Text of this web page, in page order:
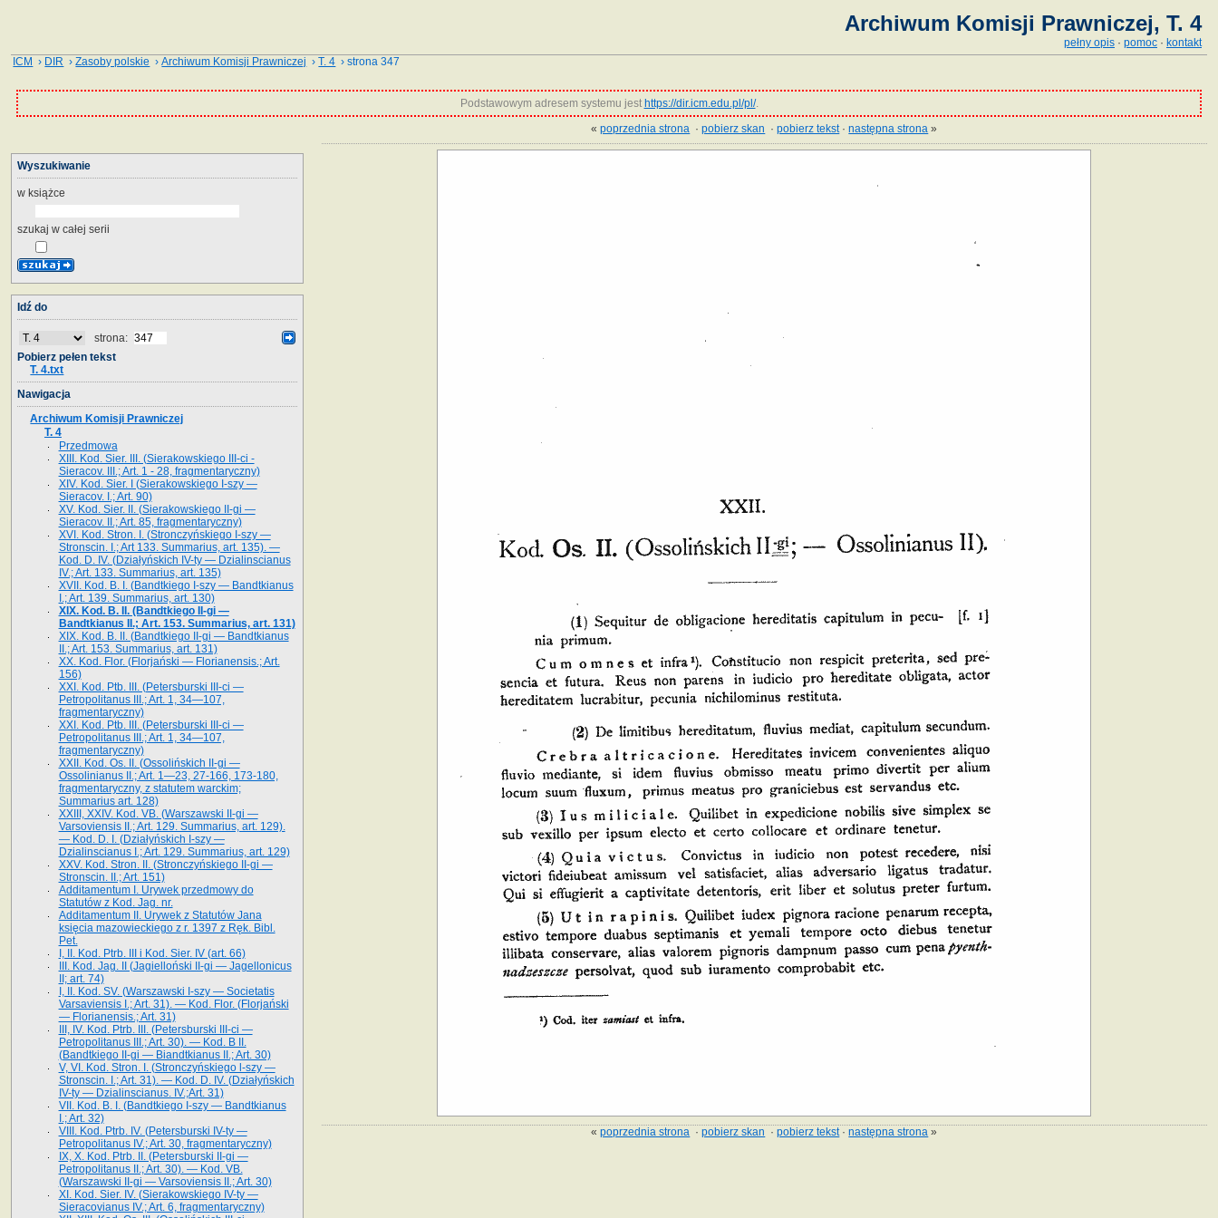
Archiwum Komisji Prawniczej, T. 4
pełny opis · pomoc · kontakt
ICM › DIR ›Zasoby polskie ›Archiwum Komisji Prawniczej ›T. 4 › strona 347
Podstawowym adresem systemu jest https://dir.icm.edu.pl/pl/.
«poprzednia strona ·pobierz skan ·pobierz tekst·następna strona »
«poprzednia strona ·pobierz skan ·pobierz tekst·następna strona »
Wyszukiwanie
w książce
szukaj w całej serii
Idź do
strona:
Pobierz pełen tekst
T. 4.txt
Nawigacja
Archiwum Komisji Prawniczej
T. 4
Przedmowa
XIII. Kod. Sier. III. (Sierakowskiego III-ci -
Sieracov. III.; Art. 1 - 28, fragmentaryczny)
XIV. Kod. Sier. I (Sierakowskiego I-szy —
Sieracov. I.; Art. 90)
XV. Kod. Sier. II. (Sierakowskiego II-gi —
Sieracov. II.; Art. 85, fragmentaryczny)
XVI. Kod. Stron. I. (Stronczyńskiego I-szy —
Stronscin. I.; Art 133. Summarius, art. 135). —
Kod. D. IV. (Działyńskich IV-ty — Dzialinscianus
IV.; Art. 133. Summarius, art. 135)
XVII. Kod. B. I. (Bandtkiego I-szy — Bandtkianus
I.; Art. 139. Summarius, art. 130)
XIX. Kod. B. II. (Bandtkiego II-gi —
Bandtkianus II.; Art. 153. Summarius, art. 131)
XIX. Kod. B. II. (Bandtkiego II-gi — Bandtkianus
II.; Art. 153. Summarius, art. 131)
XX. Kod. Flor. (Florjański — Florianensis.; Art.
156)
XXI. Kod. Ptb. III. (Petersburski III-ci —
Petropolitanus III.; Art. 1, 34—107,
fragmentaryczny)
XXI. Kod. Ptb. III. (Petersburski III-ci —
Petropolitanus III.; Art. 1, 34—107,
fragmentaryczny)
XXII. Kod. Os. II. (Ossolińskich II-gi —
Ossolinianus II.; Art. 1—23, 27-166, 173-180,
fragmentaryczny, z statutem warckim;
Summarius art. 128)
XXIII, XXIV. Kod. VB. (Warszawski II-gi —
Varsoviensis II.; Art. 129. Summarius, art. 129).
— Kod. D. I. (Działyńskich I-szy —
Dzialinscianus I.; Art. 129. Summarius, art. 129)
XXV. Kod. Stron. II. (Stronczyńskiego II-gi —
Stronscin. II.; Art. 151)
Additamentum I. Urywek przedmowy do
Statutów z Kod. Jag. nr.
Additamentum II. Urywek z Statutów Jana
księcia mazowieckiego z r. 1397 z Ręk. Bibl.
Pet.
I, II. Kod. Ptrb. III i Kod. Sier. IV (art. 66)
III. Kod. Jag. II (Jagielloński II-gi — Jagellonicus
II; art. 74)
I, II. Kod. SV. (Warszawski I-szy — Societatis
Varsaviensis I.; Art. 31). — Kod. Flor. (Florjański
— Florianensis.; Art. 31)
III, IV. Kod. Ptrb. III. (Petersburski III-ci —
Petropolitanus III.; Art. 30). — Kod. B II.
(Bandtkiego II-gi — Biandtkianus II.; Art. 30)
V, VI. Kod. Stron. I. (Stronczyńskiego l-szy —
Stronscin. I.; Art. 31). — Kod. D. IV. (Działyńskich
IV-ty — Dzialinscianus. IV.;Art. 31)
VII. Kod. B. I. (Bandtkiego I-szy — Bandtkianus
I.; Art. 32)
VIII. Kod. Ptrb. IV. (Petersburski IV-ty —
Petropolitanus IV.; Art. 30, fragmentaryczny)
IX, X. Kod. Ptrb. II. (Petersburski II-gi —
Petropolitanus II.; Art. 30). — Kod. VB.
(Warszawski II-gi — Varsoviensis II.; Art. 30)
XI. Kod. Sier. IV. (Sierakowskiego IV-ty —
Sieracovianus IV.; Art. 6, fragmentaryczny)